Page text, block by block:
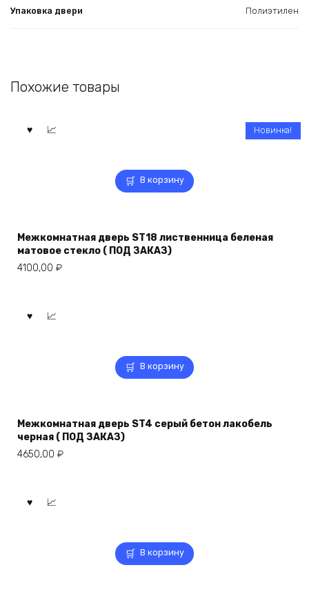
Упаковка двери Полиэтилен
Похожие товары
В корзину
Новинка!
Межкомнатная дверь ST18 лиственница беленая
матовое стекло ( ПОД ЗАКАЗ)
4100,00 ₽
В корзину
Межкомнатная дверь ST4 серый бетон лакобель
черная ( ПОД ЗАКАЗ)
4650,00 ₽
В корзину